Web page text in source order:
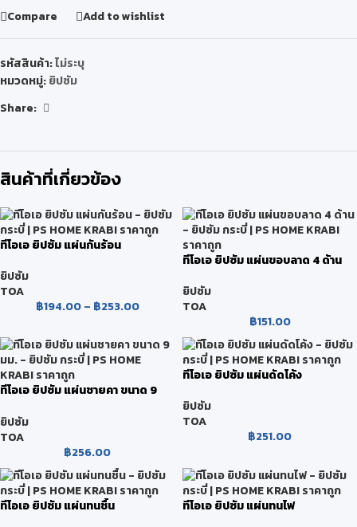
Compare Add to wishlist
รหัสสินค้า:ไม่ระบุ
หมวดหมู่:ยิปซัม
Share:
สินค้าที่เกี่ยวข้อง
ทีโอเอ ยิปซัม แผ่นกันร้อน
ยิปซัม
TOA
฿194.00 – ฿253.00
ทีโอเอ ยิปซัม แผ่นขอบลาด 4 ด้าน
ยิปซัม
TOA
฿151.00
ทีโอเอ ยิปซัม แผ่นชายคา ขนาด 9
ยิปซัม
TOA
฿256.00
ทีโอเอ ยิปซัม แผ่นดัดโค้ง
ยิปซัม
TOA
฿251.00
ทีโอเอ ยิปซัม แผ่นทนชื้น
ทีโอเอ ยิปซัม แผ่นทนไฟ